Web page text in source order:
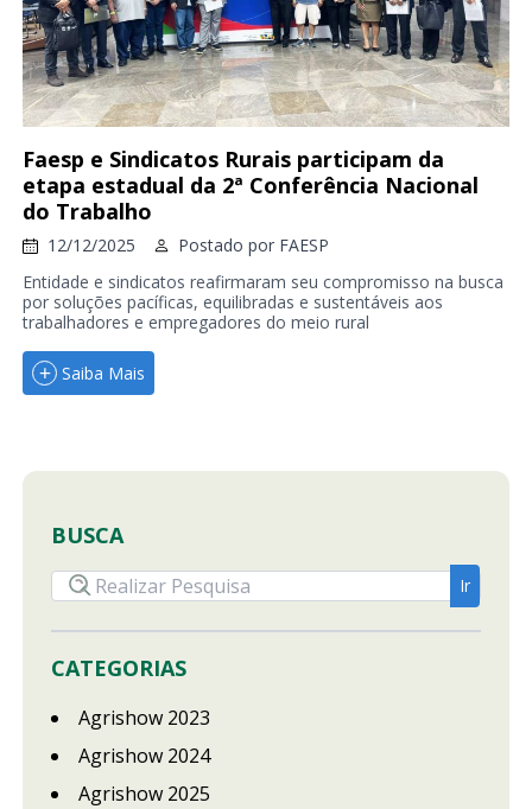
Faesp e Sindicatos Rurais participam da
etapa estadual da 2ª Conferência Nacional
do Trabalho
12/12/2025 Postado por FAESP
Entidade e sindicatos reafirmaram seu compromisso na busca
por soluções pacíficas, equilibradas e sustentáveis aos
trabalhadores e empregadores do meio rural
Saiba Mais
BUSCA
CATEGORIAS
Agrishow 2023
Agrishow 2024
Agrishow 2025